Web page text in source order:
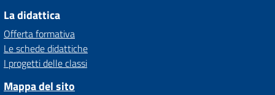
La didattica
Offerta formativa
Le schede didattiche
I progetti delle classi
Mappa del sito